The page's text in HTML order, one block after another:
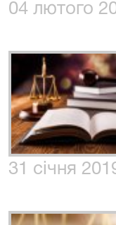
04 лютого
31 січня